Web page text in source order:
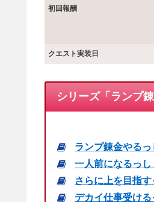
このクエストは
※2025/8/27の
ンストールが必
受注/クリア条件
初回報酬